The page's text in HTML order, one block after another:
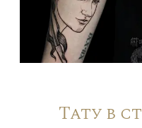
Тату в